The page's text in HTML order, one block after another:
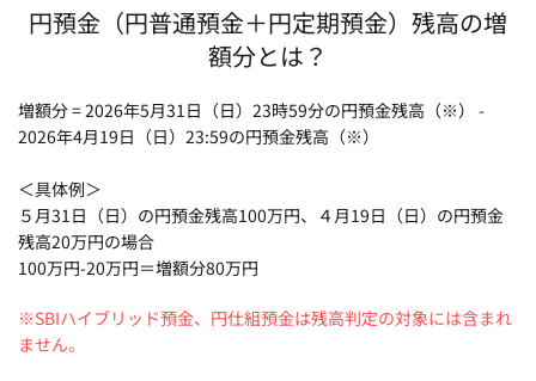
円預金（円普通預金＋円定期預金）残高の増
額分とは？
増額分 = 2026年5月31日（日）23時59分の円預金残高（※） -
2026年4月19日（日）23:59の円預金残高（※）
＜具体例＞
５月31日（日）の円預金残高100万円、４月19日（日）の円預金
残高20万円の場合
100万円-20万円＝増額分80万円
※SBIハイブリッド預金、円仕組預金は残高判定の対象には含まれ
ません。